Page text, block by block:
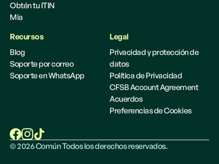
Obtén tu ITIN
Mia
Recursos
Blog
Soporte por correo
Soporte en WhatsApp
Legal
Privacidad y protección de
datos
Política de Privacidad
CFSB Account Agreement
Acuerdos
Preferencias de Cookies
©2026Común Todos los derechos reservados.